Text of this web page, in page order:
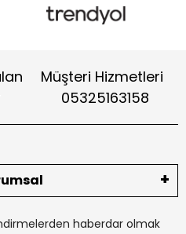
Müşteri Hizmetleri
05325163158
haberdar olmak